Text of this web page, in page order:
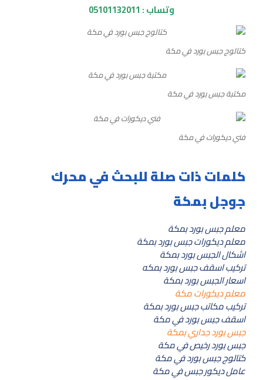
وتساب : 05101132011
كتالوج جبس بورد في مكة
مكتبة جبس بورد في مكة
فني ديكورات في مكة
كلمات ذات صلة للبحث في محرك
جوجل بمكة
معلم جبس بورد بمكة
معلم ديكورات جبس بورد بمكة
اشكال الجبس بورد بمكة
تركيب اسقف جبس بورد بمكه
اسعار الجبس بورد بمكة
معلم ديكورات مكة
تركيب مكاتب جبس بورد بمكة
اسقف جبس بورد في مكة
جبس بورد جداري بمكة
جبس بورد رخيص في مكة
كتالوج جبس بورد في مكة
عامل ديكور جبس في مكة